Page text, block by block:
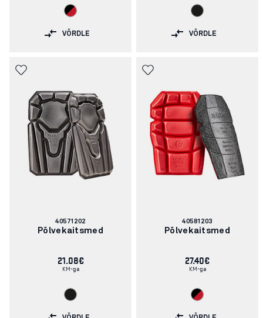
VÕRDLE VÕRDLE
Artikli
number:
40571202
Põlvekaitsmed
21.08€
KM-ga
Artikli
number:
40581203
Põlvekaitsmed
27.40€
KM-ga